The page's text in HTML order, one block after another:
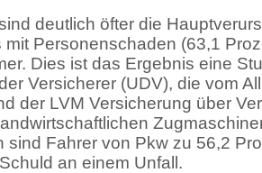
deutlich öfter die
mit Personenschaden (63,1
Dies ist das Ergebnis eine
Versicherer (UDV), die vom
der LVM Versicherung über
sind Fahrer von Pkw zu 56,2
an einem Unfall.